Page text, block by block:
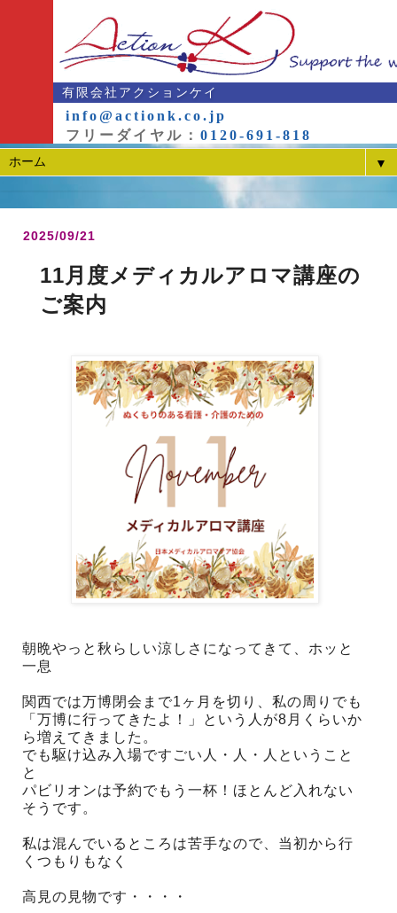
有限会社アクションケイ
info@actionk.co.jp
フリーダイヤル： 0120-691-818
▼
2025/09/21
11月度メディカルアロマ講座の
ご案内
朝晩やっと秋らしい涼しさになってきて、ホッと
一息
関西では万博閉会まで1ヶ月を切り、私の周りでも
「万博に行ってきたよ！」という人が8月くらいか
ら増えてきました。
でも駆け込み入場ですごい人・人・人ということ
と
パビリオンは予約でもう一杯！ほとんど入れない
そうです。
私は混んでいるところは苦手なので、当初から行
くつもりもなく
高見の見物です・・・・